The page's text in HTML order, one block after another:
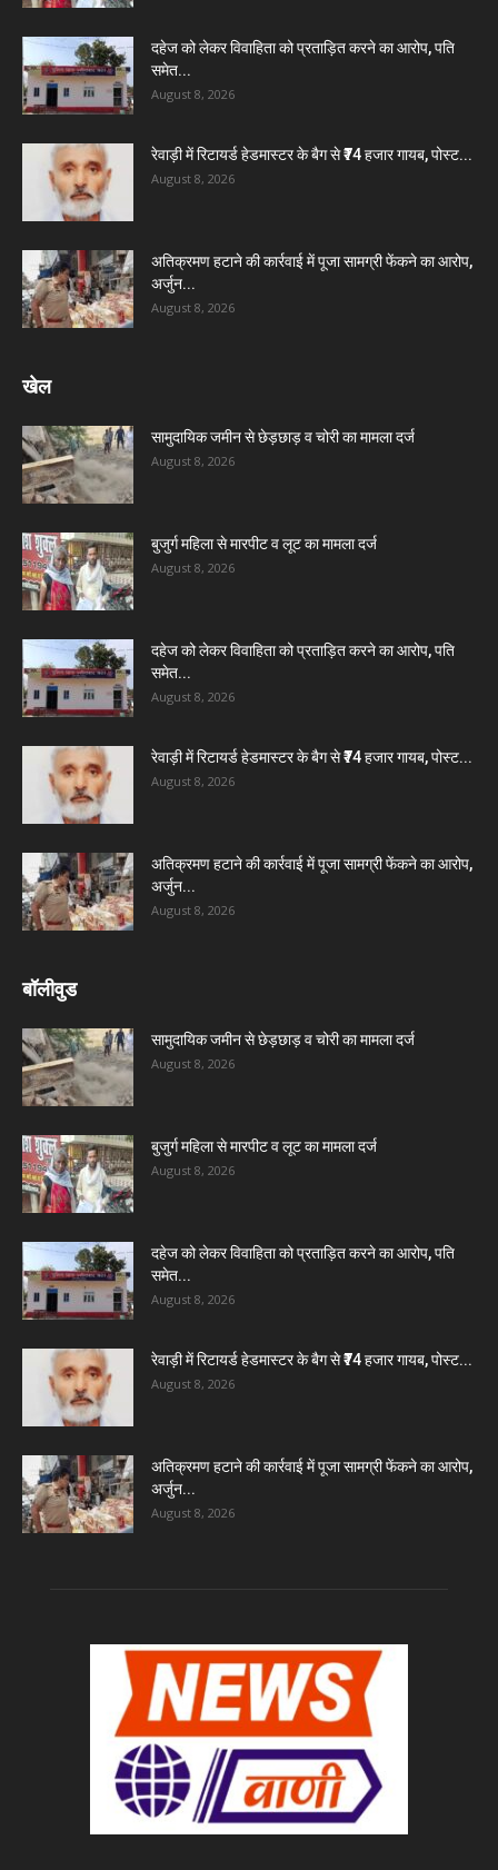
दहेज को लेकर विवाहिता को प्रताड़ित करने का आरोप, पति
समेत...
August 8, 2026
रेवाड़ी में रिटायर्ड हेडमास्टर के बैग से ₹74 हजार गायब, पोस्ट...
August 8, 2026
अतिक्रमण हटाने की कार्रवाई में पूजा सामग्री फेंकने का आरोप,
अर्जुन...
August 8, 2026
खेल
सामुदायिक जमीन से छेड़छाड़ व चोरी का मामला दर्ज
August 8, 2026
बुजुर्ग महिला से मारपीट व लूट का मामला दर्ज
August 8, 2026
दहेज को लेकर विवाहिता को प्रताड़ित करने का आरोप, पति
समेत...
August 8, 2026
रेवाड़ी में रिटायर्ड हेडमास्टर के बैग से ₹74 हजार गायब, पोस्ट...
August 8, 2026
अतिक्रमण हटाने की कार्रवाई में पूजा सामग्री फेंकने का आरोप,
अर्जुन...
August 8, 2026
बॉलीवुड
सामुदायिक जमीन से छेड़छाड़ व चोरी का मामला दर्ज
August 8, 2026
बुजुर्ग महिला से मारपीट व लूट का मामला दर्ज
August 8, 2026
दहेज को लेकर विवाहिता को प्रताड़ित करने का आरोप, पति
समेत...
August 8, 2026
रेवाड़ी में रिटायर्ड हेडमास्टर के बैग से ₹74 हजार गायब, पोस्ट...
August 8, 2026
अतिक्रमण हटाने की कार्रवाई में पूजा सामग्री फेंकने का आरोप,
अर्जुन...
August 8, 2026